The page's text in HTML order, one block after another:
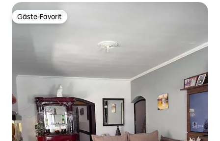
Gäste-Favorit
Gäste-Favorit